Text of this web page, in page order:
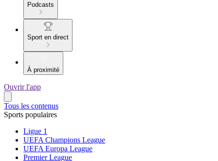
Podcasts
Sport en direct
À proximité
Ouvrir l'app
Tous les contenus
Sports populaires
Ligue 1
UEFA Champions League
UEFA Europa League
Premier League